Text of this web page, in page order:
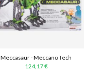
Meccasaur - Meccano Tech
124,17 €